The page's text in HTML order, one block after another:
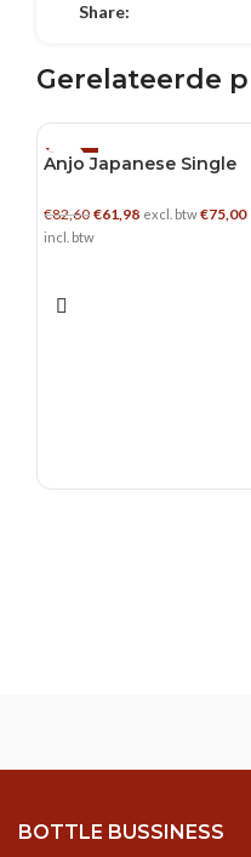
Share:
Gerelateerde
-25%
Anjo Japanese Single
€82,60 Oorspronkelijke prijs
was: €82,60.
€61,98 Huidige prijs is:
excl. btw€75,00
incl. btw
BOTTLE BUSSINESS